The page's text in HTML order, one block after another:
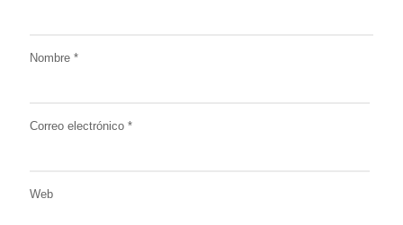
Nombre *
Correo electrónico *
Web